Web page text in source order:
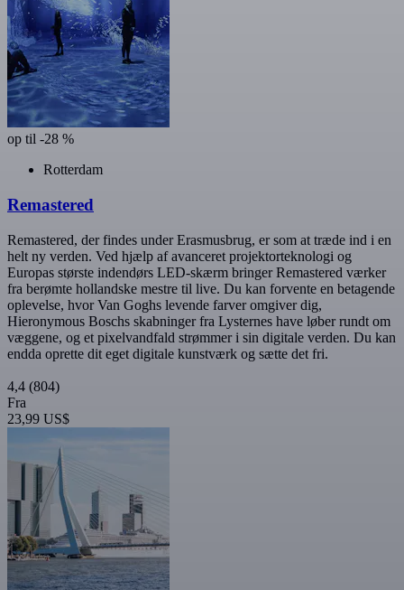
op til -28 %
Rotterdam
Remastered
Remastered, der findes under Erasmusbrug, er som at træde ind i en
helt ny verden. Ved hjælp af avanceret projektorteknologi og
Europas største indendørs LED-skærm bringer Remastered værker
fra berømte hollandske mestre til live. Du kan forvente en betagende
oplevelse, hvor Van Goghs levende farver omgiver dig,
Hieronymous Boschs skabninger fra Lysternes have løber rundt om
væggene, og et pixelvandfald strømmer i sin digitale verden. Du kan
endda oprette dit eget digitale kunstværk og sætte det fri.
4,4 (804)
Fra
23,99 US$